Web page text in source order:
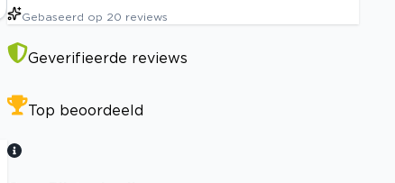
Gebaseerd op 20 reviews
Geverifieerde reviews
Top beoordeeld